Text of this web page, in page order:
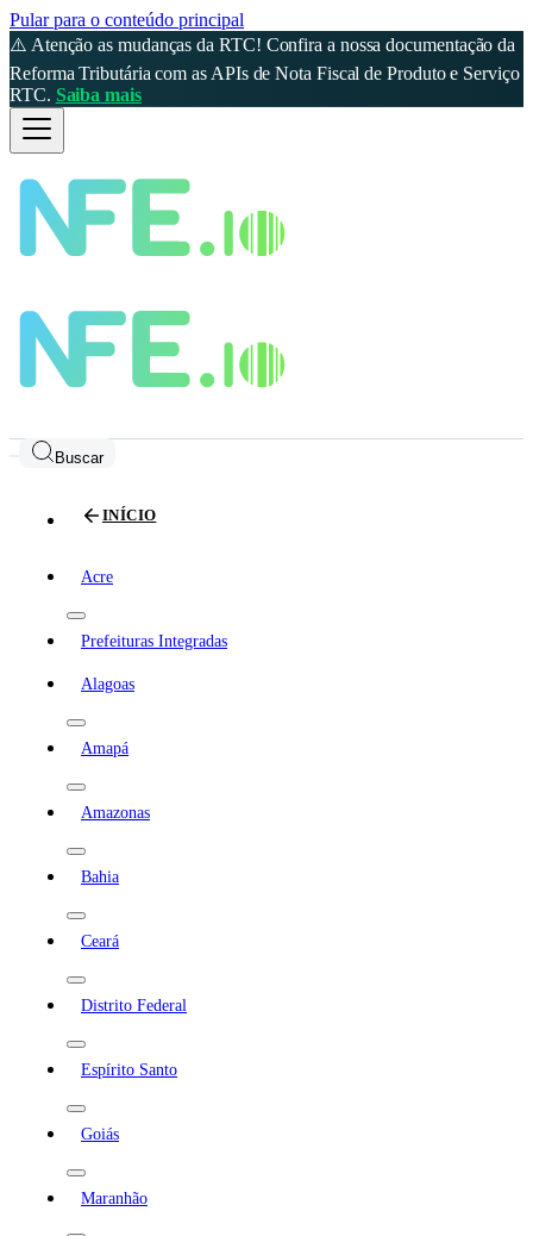
Pular para o conteúdo principal
⚠️ Atenção as mudanças da RTC! Confira a nossa documentação da
Reforma Tributária com as APIs de Nota Fiscal de Produto e Serviço
RTC. Saiba mais
Buscar
INÍCIO
Acre
Prefeituras Integradas
Alagoas
Amapá
Amazonas
Bahia
Ceará
Distrito Federal
Espírito Santo
Goiás
Maranhão